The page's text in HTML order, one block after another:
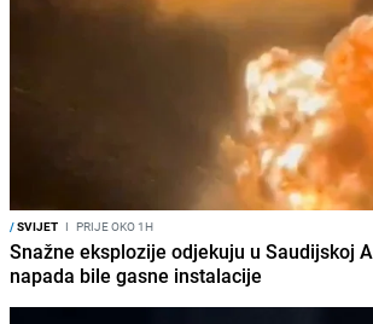
/SVIJET I PRIJE OKO 1H
Snažne eksplozije odjekuju u Saudijskoj
napada bile gasne instalacije